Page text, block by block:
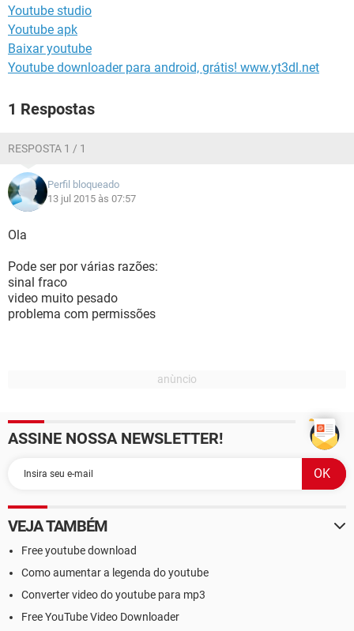
Youtube studio
Youtube apk
Baixar youtube
Youtube downloader para android, grátis! www.yt3dl.net
1 Respostas
RESPOSTA 1 / 1
Perfil bloqueado
13 jul 2015 às 07:57
Ola
Pode ser por várias razões:
sinal fraco
video muito pesado
problema com permissões
ASSINE NOSSA NEWSLETTER!
VEJA TAMBÉM
Free youtube download
Como aumentar a legenda do youtube
Converter video do youtube para mp3
Free YouTube Video Downloader